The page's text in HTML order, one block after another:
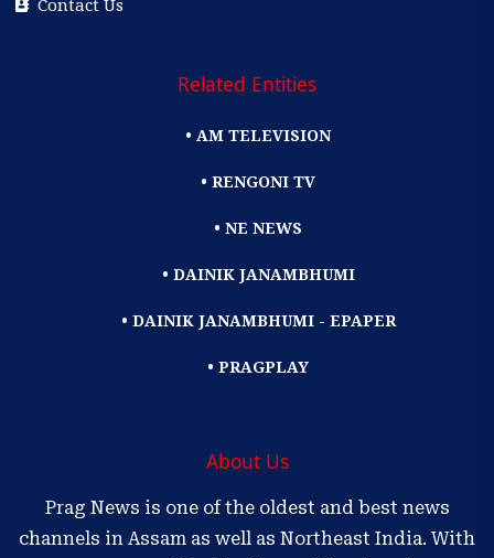
Contact Us
Related Entities
• AM TELEVISION
• RENGONI TV
• NE NEWS
• DAINIK JANAMBHUMI
• DAINIK JANAMBHUMI - EPAPER
• PRAGPLAY
About Us
Prag News is one of the oldest and best news
channels in Assam as well as Northeast India. With